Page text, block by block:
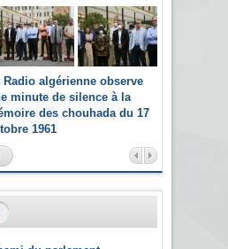
Radio algérienne observe
minute de silence à la
des chouhada du 17
1961